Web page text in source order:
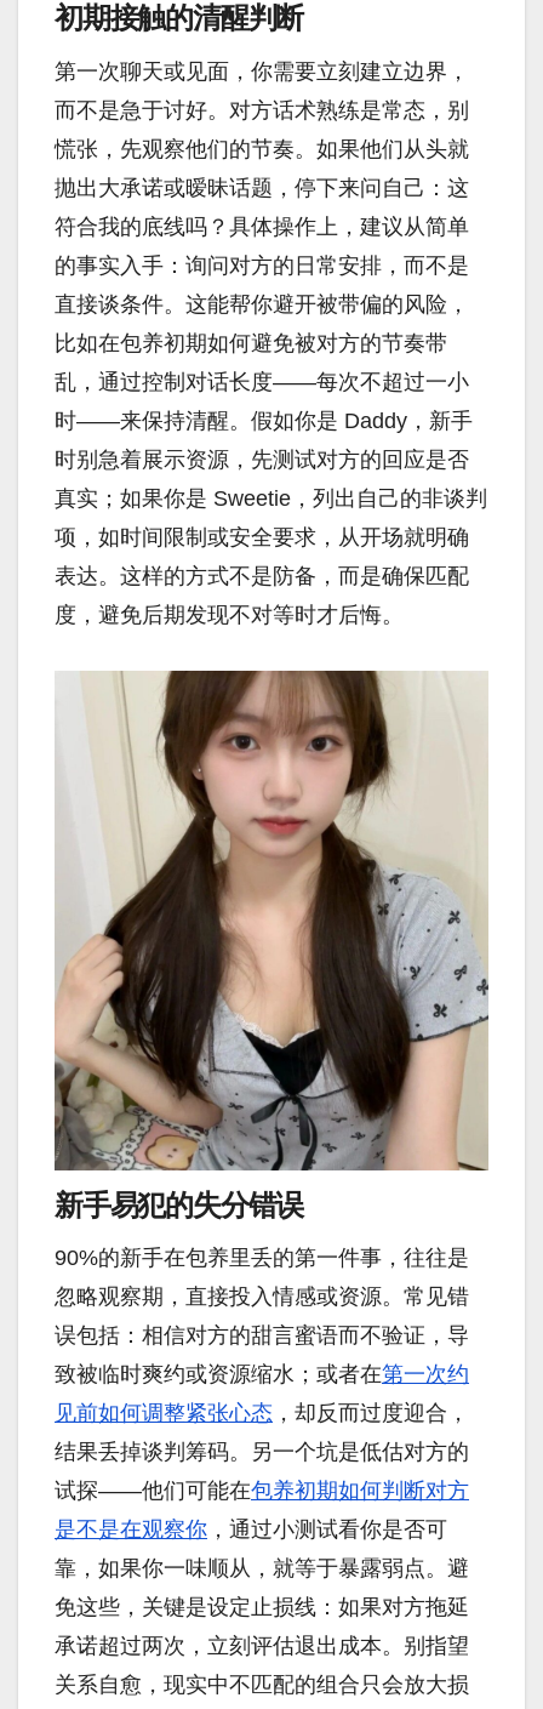
初期接触的清醒判断
第一次聊天或见面，你需要立刻建立边界，
而不是急于讨好。对方话术熟练是常态，别
慌张，先观察他们的节奏。如果他们从头就
抛出大承诺或暧昧话题，停下来问自己：这
符合我的底线吗？具体操作上，建议从简单
的事实入手：询问对方的日常安排，而不是
直接谈条件。这能帮你避开被带偏的风险，
比如在包养初期如何避免被对方的节奏带
乱，通过控制对话长度——每次不超过一小
时——来保持清醒。假如你是 Daddy，新手
时别急着展示资源，先测试对方的回应是否
真实；如果你是 Sweetie，列出自己的非谈判
项，如时间限制或安全要求，从开场就明确
表达。这样的方式不是防备，而是确保匹配
度，避免后期发现不对等时才后悔。
新手易犯的失分错误
90%的新手在包养里丢的第一件事，往往是
忽略观察期，直接投入情感或资源。常见错
误包括：相信对方的甜言蜜语而不验证，导
致被临时爽约或资源缩水；或者在第一次约
见前如何调整紧张心态 ，却反而过度迎合，
结果丢掉谈判筹码。另一个坑是低估对方的
试探——他们可能在包养初期如何判断对方
是不是在观察你 ，通过小测试看你是否可
靠，如果你一味顺从，就等于暴露弱点。避
免这些，关键是设定止损线：如果对方拖延
承诺超过两次，立刻评估退出成本。别指望
关系自愈，现实中不匹配的组合只会放大损